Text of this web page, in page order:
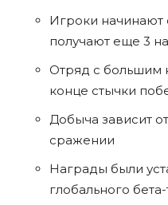
Игроки начинают
получают еще 3
Отряд с большим
конце стычки
Добыча зависит
сражении
Награды были
глобального